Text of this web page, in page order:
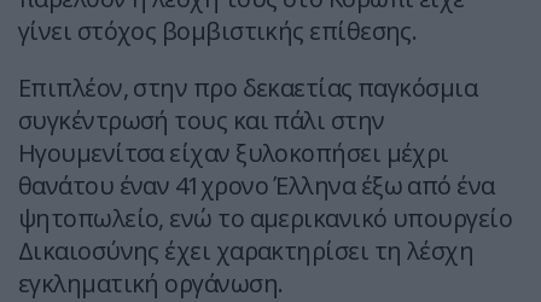
γίνει στόχος βομβιστικής επίθεσης.
Επιπλέον, στην προ δεκαετίας παγκόσμια
συγκέντρωσή τους και πάλι στην
Ηγουμενίτσα είχαν ξυλοκοπήσει μέχρι
θανάτου έναν 41χρονο Έλληνα έξω από ένα
ψητοπωλείο, ενώ το αμερικανικό υπουργείο
Δικαιοσύνης έχει χαρακτηρίσει τη λέσχη
εγκληματική οργάνωση.